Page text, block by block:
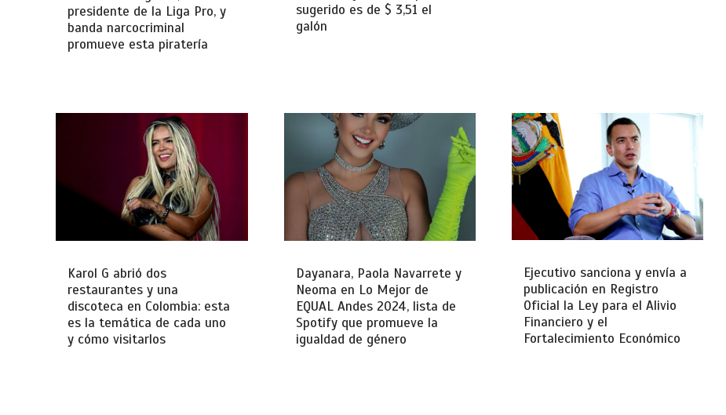
presidente de la Liga Pro, y
banda narcocriminal
promueve esta piratería
sugerido es de $ 3,51 el
galón
Karol G abrió dos
restaurantes y una
discoteca en Colombia: esta
es la temática de cada uno
y cómo visitarlos
Dayanara, Paola Navarrete y
Neoma en Lo Mejor de
EQUAL Andes 2024, lista de
Spotify que promueve la
igualdad de género
Ejecutivo sanciona y envía a
publicación en Registro
Oficial la Ley para el Alivio
Financiero y el
Fortalecimiento Económico